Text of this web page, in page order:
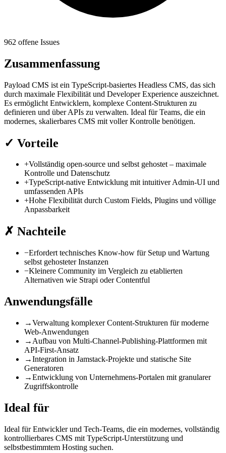
962 offene Issues
Zusammenfassung
Payload CMS ist ein TypeScript-basiertes Headless CMS, das sich
durch maximale Flexibilität und Developer Experience auszeichnet.
Es ermöglicht Entwicklern, komplexe Content-Strukturen zu
definieren und über APIs zu verwalten. Ideal für Teams, die ein
modernes, skalierbares CMS mit voller Kontrolle benötigen.
✓ Vorteile
+Vollständig open-source und selbst gehostet – maximale
Kontrolle und Datenschutz
+TypeScript-native Entwicklung mit intuitiver Admin-UI und
umfassenden APIs
+Hohe Flexibilität durch Custom Fields, Plugins und völlige
Anpassbarkeit
✗ Nachteile
−Erfordert technisches Know-how für Setup und Wartung
selbst gehosteter Instanzen
−Kleinere Community im Vergleich zu etablierten
Alternativen wie Strapi oder Contentful
Anwendungsfälle
→Verwaltung komplexer Content-Strukturen für moderne
Web-Anwendungen
→ Aufbau von Multi-Channel-Publishing-Plattformen mit
API-First-Ansatz
→Integration in Jamstack-Projekte und statische Site
Generatoren
→Entwicklung von Unternehmens-Portalen mit granularer
Zugriffskontrolle
Ideal für
Ideal für Entwickler und Tech-Teams, die ein modernes, vollständig
kontrollierbares CMS mit TypeScript-Unterstützung und
selbstbestimmtem Hosting suchen.